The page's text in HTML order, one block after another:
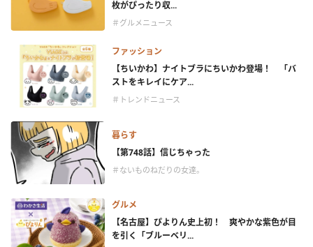
枚がぴったり収...
＃グルメニュース
ファッション
【ちいかわ】ナイトブラにちいかわ登場！ 「バ
ストをキレイにケア...
＃トレンドニュース
暮らす
【第748話】信じちゃった
＃ないものねだりの女達。
グルメ
【名古屋】ぴよりん史上初！ 爽やかな紫色が目
を引く「ブルーベリ...